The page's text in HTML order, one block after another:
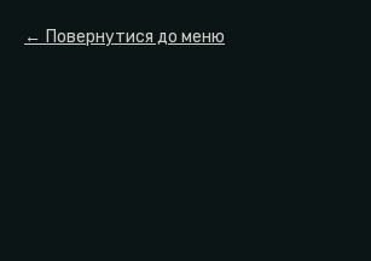
Повернутися до меню